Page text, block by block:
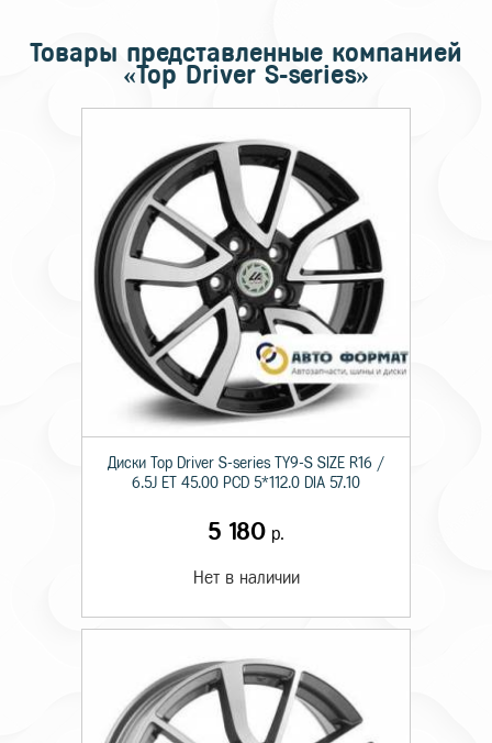
Товары представленные компанией
«Top Driver S-series»
Диски Top Driver S-series TY9-S SIZE R16 /
6.5J ET 45.00 PCD 5*112.0 DIA 57.10
5 180 р.
Нет в наличии